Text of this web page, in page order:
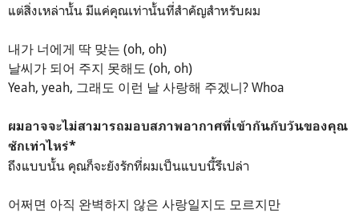
แต่สิ่งเหล่านั้น มีแค่คุณเท่านั้นที่สำคัญสำหรับผม
내가 너에게 딱 맞는 (oh, oh)
날씨가 되어 주지 못해도 (oh, oh)
Yeah, yeah, 그래도 이런 날 사랑해 주겠니? Whoa
ผมอาจจะไม่สามารถมอบสภาพอากาศที่เข้ากันกับวันของคุณ
ซักเท่าไหร่*
ถึงแบบนั้น คุณก็จะยังรักที่ผมเป็นแบบนี้รึเปล่า
어쩌면 아직 완벽하지 않은 사랑일지도 모르지만